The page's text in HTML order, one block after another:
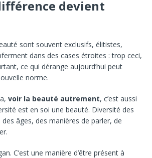
devient
sont souvent exclusifs, élitistes,
dans des cases étroites : trop ceci,
ce qui dérange aujourd’hui peut
norme.
voir la beauté autrement, c’est aussi
est en soi une beauté. Diversité des
âges, des manières de parler, de
C’est une manière d’être présent à